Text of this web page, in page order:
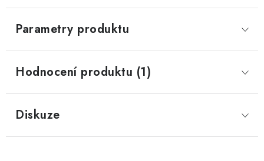
Parametry produktu
Hodnocení produktu (1)
Diskuze